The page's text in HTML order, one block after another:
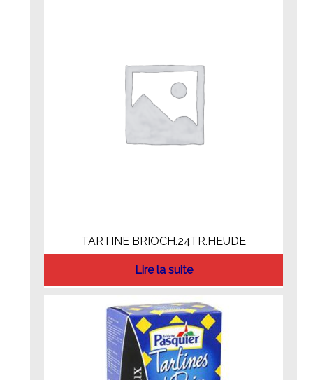
TARTINE BRIOCH.24TR.HEUDE
Lire la suite